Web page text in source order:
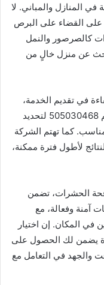
المنازل والمباني. لا
على القضاء على البرص
كالصرصور والنمل
عن منزل خالٍ من
في تقديم الخدمة،
حيث يمكن التواصل معها بسهولة عبر الرقم 505030468 لتحديد
كما تهتم الشركة
لأطول فترة ممكنة،
الحشرات، تضمن
آمنة وفعالة، مع
في المكان. إن اختيار
يضمن لك الحصول على
والجهد في التعامل مع